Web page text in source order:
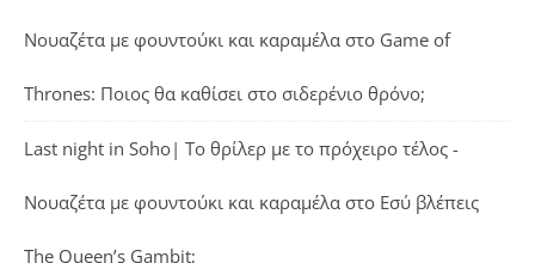
Νουαζέτα με φουντούκι και καραμέλα στο Game of
Thrones: Ποιος θα καθίσει στο σιδερένιο θρόνο;
Last night in Soho| Το θρίλερ με το πρόχειρο τέλος -
Νουαζέτα με φουντούκι και καραμέλα στο Εσύ βλέπεις
The Queen’s Gambit;